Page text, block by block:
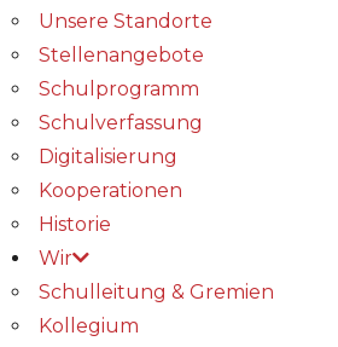
Unsere Standorte
Stellenangebote
Schulprogramm
Schulverfassung
Digitalisierung
Kooperationen
Historie
Wir
Schulleitung & Gremien
Kollegium